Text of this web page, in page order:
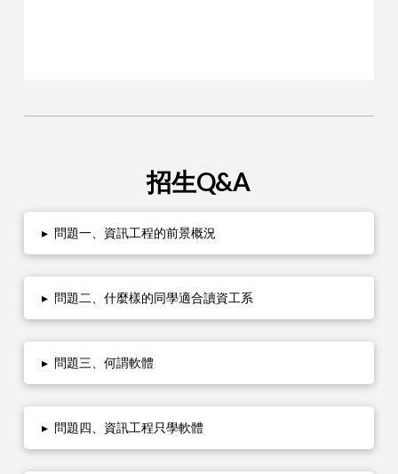
招生Q&A
▸ 問題一、資訊工程的前景概況
▸ 問題二、什麼樣的同學適合讀資工系
▸ 問題三、何謂軟體
▸ 問題四、資訊工程只學軟體